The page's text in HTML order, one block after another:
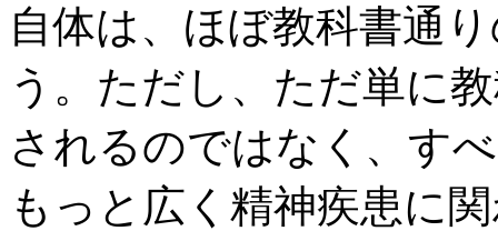
自体は、ほぼ教科書通
う。ただし、ただ単に
されるのではなく、す
もっと広く精神疾患に